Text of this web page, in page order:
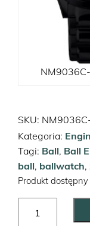
SKU:
Kategoria:
Tagi: Ball, Ball
ball, ballwatch,
Produkt
Engineer